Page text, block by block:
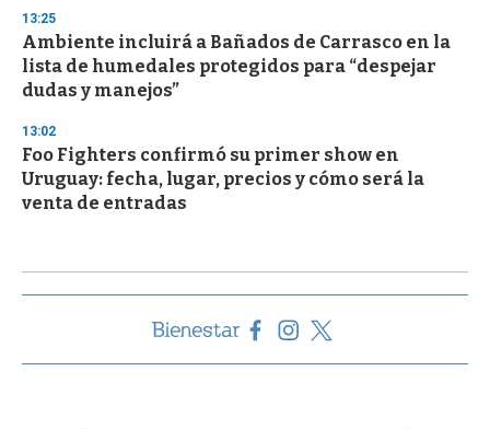
13:25
Ambiente incluirá a Bañados de Carrasco en la
lista de humedales protegidos para “despejar
dudas y manejos”
13:02
Foo Fighters confirmó su primer show en
Uruguay: fecha, lugar, precios y cómo será la
venta de entradas